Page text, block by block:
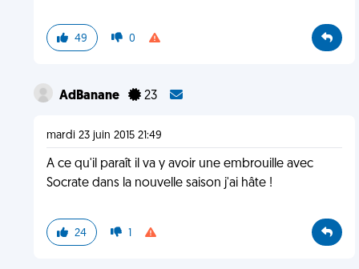
49 0
AdBanane 23
mardi 23 juin 2015 21:49
A ce qu'il paraît il va y avoir une embrouille avec
Socrate dans la nouvelle saison j'ai hâte !
24 1